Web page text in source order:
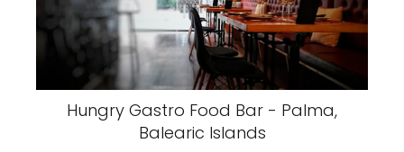
Hungry Gastro Food Bar - Palma,
Balearic Islands